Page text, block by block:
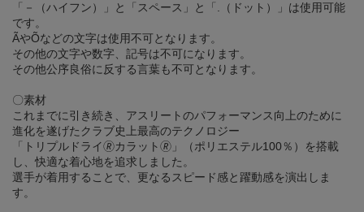
「－（ハイフン）」と「スペース」と「.（ドット）」は使用可能
です。
ÃやÕなどの文字は使用不可となります。
その他の文字や数字、記号は不可になります。
その他公序良俗に反する言葉も不可となります。
〇素材
これまでに引き続き、アスリートのパフォーマンス向上のために
進化を遂げたクラブ史上最高のテクノロジー
「トリプルドライ🄬カラット🄬」（ポリエステル100％）を搭載
し、快適な着心地を追求しました。
選手が着用することで、更なるスピード感と躍動感を演出しま
す。